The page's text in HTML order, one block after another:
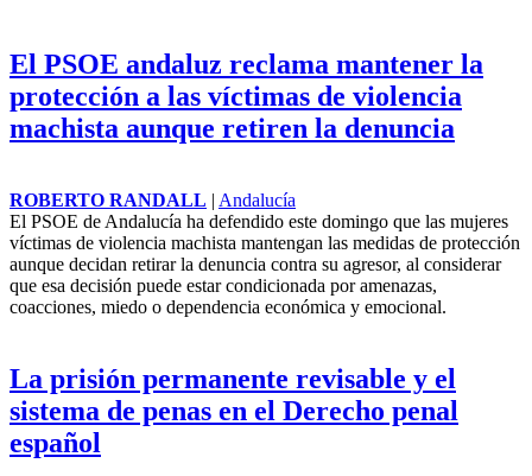
El PSOE andaluz reclama mantener la
protección a las víctimas de violencia
machista aunque retiren la denuncia
ROBERTO RANDALL | Andalucía
El PSOE de Andalucía ha defendido este domingo que las mujeres
víctimas de violencia machista mantengan las medidas de protección
aunque decidan retirar la denuncia contra su agresor, al considerar
que esa decisión puede estar condicionada por amenazas,
coacciones, miedo o dependencia económica y emocional.
La prisión permanente revisable y el
sistema de penas en el Derecho penal
español